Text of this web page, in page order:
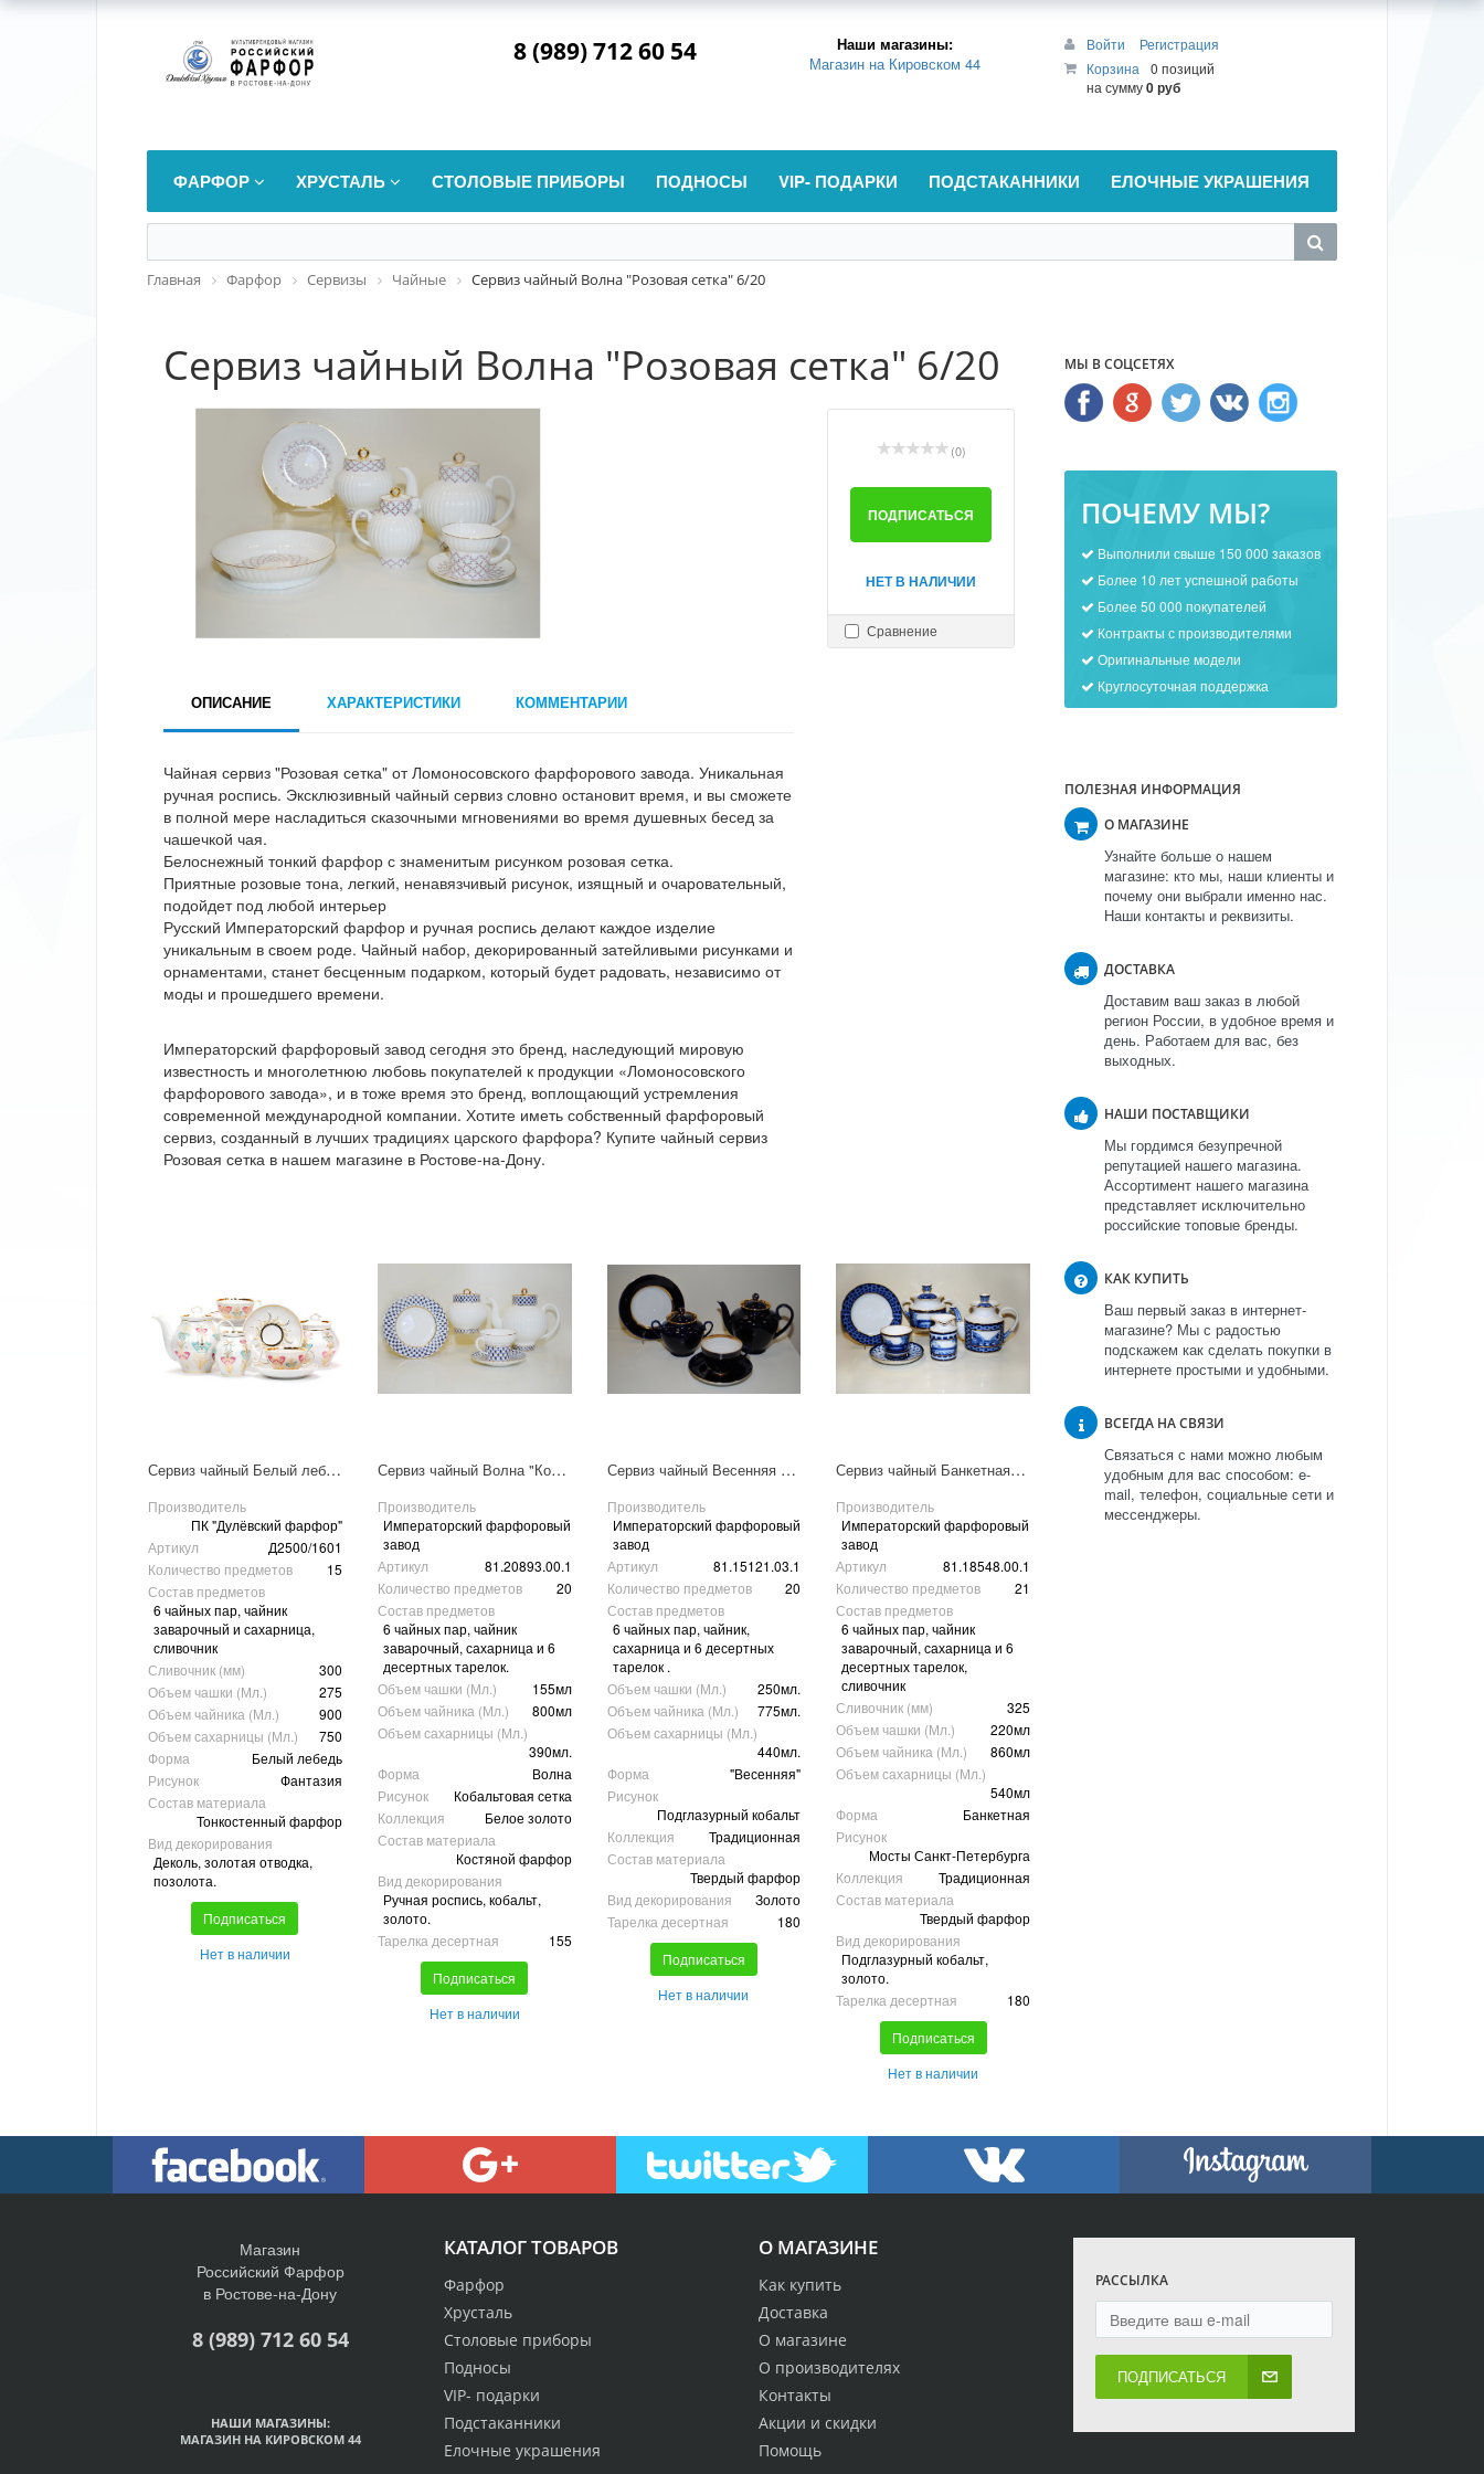
8 (989) 712 60 54
Наши магазины:
Магазин на Кировском 44
Войти
Регистрация
Корзина
0 позиций
на сумму0 руб
ФАРФОР ХРУСТАЛЬ СТОЛОВЫЕ ПРИБОРЫ ПОДНОСЫ VIP- ПОДАРКИ ПОДСТАКАННИКИ ЕЛОЧНЫЕ УКРАШЕНИЯ
Главная Фарфор Сервизы Чайные Сервиз чайный Волна "Розовая сетка" 6/20
Сервиз чайный Волна "Розовая сетка" 6/20
(0)
ПОДПИСАТЬСЯ
НЕТ В НАЛИЧИИ
Сравнение
ОПИСАНИЕ ХАРАКТЕРИСТИКИ КОММЕНТАРИИ
Чайная сервиз "Розовая сетка" от Ломоносовского фарфорового завода. Уникальная
ручная роспись. Эксклюзивный чайный сервиз словно остановит время, и вы сможете
в полной мере насладиться сказочными мгновениями во время душевных бесед за
чашечкой чая.
Белоснежный тонкий фарфор с знаменитым рисунком розовая сетка.
Приятные розовые тона, легкий, ненавязчивый рисунок, изящный и очаровательный,
подойдет под любой интерьер
Русский Императорский фарфор и ручная роспись делают каждое изделие
уникальным в своем роде. Чайный набор, декорированный затейливыми рисунками и
орнаментами, станет бесценным подарком, который будет радовать, независимо от
моды и прошедшего времени.
Императорский фарфоровый завод сегодня это бренд, наследующий мировую
известность и многолетнюю любовь покупателей к продукции «Ломоносовского
фарфорового завода», и в тоже время это бренд, воплощающий устремления
современной международной компании. Хотите иметь собственный фарфоровый
сервиз, созданный в лучших традициях царского фарфора? Купите чайный сервиз
Розовая сетка в нашем магазине в Ростове-на-Дону.
Сервиз чайный Белый лебедь "Фантазия" 6/15
Производитель
ПК "Дулёвский фарфор"
Артикул
Д2500/1601
Количество предметов
15
Состав предметов
6 чайных пар, чайник
заварочный и сахарница,
сливочник
Сливочник (мм)
300
Объем чашки (Мл.)
275
Объем чайника (Мл.)
900
Объем сахарницы (Мл.)
750
Форма
Белый лебедь
Рисунок
Фантазия
Состав материала
Тонкостенный фарфор
Вид декорирования
Деколь, золотая отводка,
позолота.
Подписаться
Нет в наличии
Сервиз чайный Волна "Кобальтовая сетка" 6/20
Производитель
Императорский фарфоровый
завод
Артикул
81.20893.00.1
Количество предметов
20
Состав предметов
6 чайных пар, чайник
заварочный, сахарница и 6
десертных тарелок.
Объем чашки (Мл.)
155мл
Объем чайника (Мл.)
800мл
Объем сахарницы (Мл.)
390мл.
Форма
Волна
Рисунок
Кобальтовая сетка
Коллекция
Белое золото
Состав материала
Костяной фарфор
Вид декорирования
Ручная роспись, кобальт,
золото.
Тарелка десертная
155
Подписаться
Нет в наличии
Сервиз чайный Весенняя "Ночь" 6/20
Производитель
Императорский фарфоровый
завод
Артикул
81.15121.03.1
Количество предметов
20
Состав предметов
6 чайных пар, чайник,
сахарница и 6 десертных
тарелок .
Объем чашки (Мл.)
250мл.
Объем чайника (Мл.)
775мл.
Объем сахарницы (Мл.)
440мл.
Форма
"Весенняя"
Рисунок
Подглазурный кобальт
Коллекция
Традиционная
Состав материала
Твердый фарфор
Вид декорирования
Золото
Тарелка десертная
180
Подписаться
Нет в наличии
Сервиз чайный Банкетная "Мосты Санкт-Петербурга" 6/21
Производитель
Императорский фарфоровый
завод
Артикул
81.18548.00.1
Количество предметов
21
Состав предметов
6 чайных пар, чайник
заварочный, сахарница и 6
десертных тарелок,
сливочник
Сливочник (мм)
325
Объем чашки (Мл.)
220мл
Объем чайника (Мл.)
860мл
Объем сахарницы (Мл.)
540мл
Форма
Банкетная
Рисунок
Мосты Санкт-Петербурга
Коллекция
Традиционная
Состав материала
Твердый фарфор
Вид декорирования
Подглазурный кобальт,
золото.
Тарелка десертная
180
Подписаться
Нет в наличии
МЫ В СОЦСЕТЯХ
ПОЧЕМУ МЫ?
Выполнили свыше 150 000 заказов
Более 10 лет успешной работы
Более 50 000 покупателей
Контракты с производителями
Оригинальные модели
Круглосуточная поддержка
ПОЛЕЗНАЯ ИНФОРМАЦИЯ
О МАГАЗИНЕ
Узнайте больше о нашем
магазине: кто мы, наши клиенты и
почему они выбрали именно нас.
Наши контакты и реквизиты.
ДОСТАВКА
Доставим ваш заказ в любой
регион России, в удобное время и
день. Работаем для вас, без
выходных.
НАШИ ПОСТАВЩИКИ
Мы гордимся безупречной
репутацией нашего магазина.
Ассортимент нашего магазина
представляет исключительно
российские топовые бренды.
КАК КУПИТЬ
Ваш первый заказ в интернет-
магазине? Мы с радостью
подскажем как сделать покупки в
интернете простыми и удобными.
ВСЕГДА НА СВЯЗИ
Связаться с нами можно любым
удобным для вас способом: e-
mail, телефон, социальные сети и
мессенджеры.
О МАГАЗИНЕ
Как купить
Доставка
О магазине
О производителях
Контакты
Акции и скидки
Помощь
КАТАЛОГ ТОВАРОВ
Фарфор
Хрусталь
Столовые приборы
Подносы
VIP- подарки
Подстаканники
Елочные украшения
РАССЫЛКА
ПОДПИСАТЬСЯ
Магазин
Российский Фарфор
в Ростове-на-Дону
8 (989) 712 60 54
НАШИ МАГАЗИНЫ:
МАГАЗИН НА КИРОВСКОМ 44